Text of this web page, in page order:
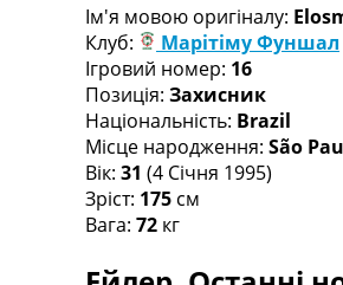
Чемпіонат Світу.
Таблиця УПЛ
Перша Ліга
Таблиця АПЛ
Таблиця Ла Ліги
Таблиця Ліги
Всі таблиці >>>
Рейтинги
Рейтинг ФІФА
Ім'я мовою оригіналу:
Клуб:
Марітіму Фуншал
Ігровий номер: 16
Позиція: Захисник
Національність: Brazil
Місце народження: São
Вік: 31 (4 Січня 1995)
Зріст: 175 см
Вага: 72 кг